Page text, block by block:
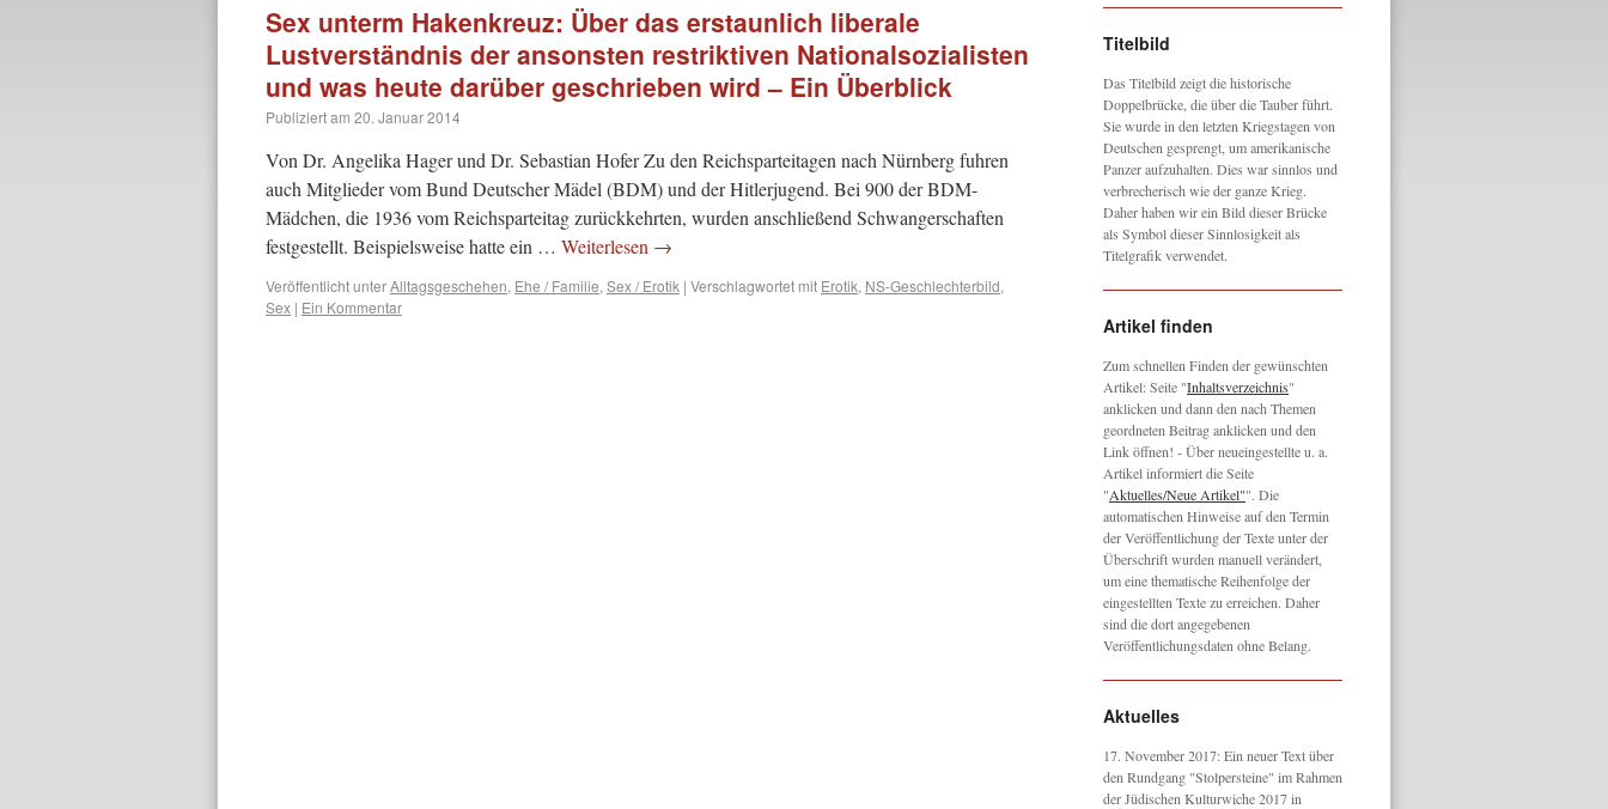
Sex unterm Hakenkreuz: Über das erstaunlich liberale
Lustverständnis der ansonsten restriktiven Nationalsozialisten
und was heute darüber geschrieben wird – Ein Überblick
Publiziert am 20. Januar 2014
Von Dr. Angelika Hager und Dr. Sebastian Hofer Zu den Reichsparteitagen nach Nürnberg fuhren
auch Mitglieder vom Bund Deutscher Mädel (BDM) und der Hitlerjugend. Bei 900 der BDM-
Mädchen, die 1936 vom Reichsparteitag zurückkehrten, wurden anschließend Schwangerschaften
festgestellt. Beispielsweise hatte ein … Weiterlesen →
Veröffentlicht unterAlltagsgeschehen, Ehe / Familie, Sex / Erotik | Verschlagwortet mit Erotik, NS-Geschlechterbild,
Sex | Ein Kommentar
Titelbild
Das Titelbild zeigt die historische
Doppelbrücke, die über die Tauber führt.
Sie wurde in den letzten Kriegstagen von
Deutschen gesprengt, um amerikanische
Panzer aufzuhalten. Dies war sinnlos und
verbrecherisch wie der ganze Krieg.
Daher haben wir ein Bild dieser Brücke
als Symbol dieser Sinnlosigkeit als
Titelgrafik verwendet.
Artikel finden
Zum schnellen Finden der gewünschten
Artikel: Seite "Inhaltsverzeichnis"
anklicken und dann den nach Themen
geordneten Beitrag anklicken und den
Link öffnen! - Über neueingestellte u. a.
Artikel informiert die Seite
"Aktuelles/Neue Artikel"". Die
automatischen Hinweise auf den Termin
der Veröffentlichung der Texte unter der
Überschrift wurden manuell verändert,
um eine thematische Reihenfolge der
eingestellten Texte zu erreichen. Daher
sind die dort angegebenen
Veröffentlichungsdaten ohne Belang.
Aktuelles
17. November 2017: Ein neuer Text über
den Rundgang "Stolpersteine" im Rahmen
der Jüdischen Kulturwiche 2017 in